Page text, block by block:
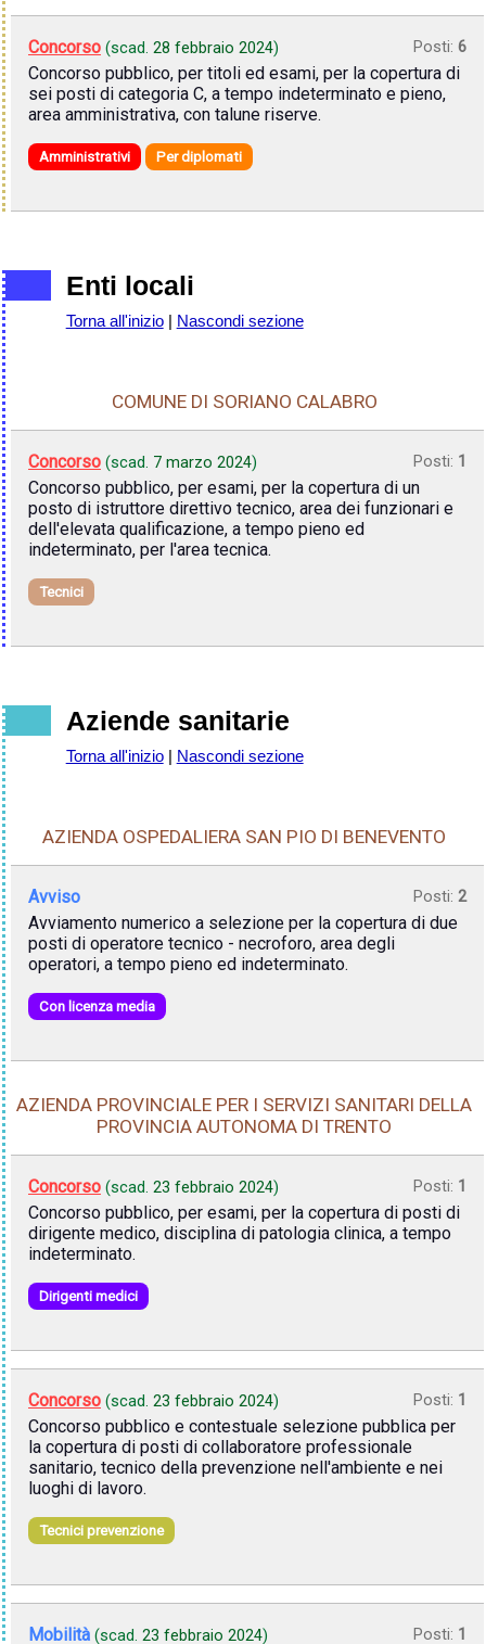
Concorso (scad. 28 febbraio 2024) Posti: 6
Concorso pubblico, per titoli ed esami, per la copertura di
sei posti di categoria C, a tempo indeterminato e pieno,
area amministrativa, con talune riserve.
Amministrativi Per diplomati
Enti locali
Torna all'inizio| Nascondi sezione
COMUNE DI SORIANO CALABRO
Concorso (scad. 7 marzo 2024) Posti: 1
Concorso pubblico, per esami, per la copertura di un
posto di istruttore direttivo tecnico, area dei funzionari e
dell'elevata qualificazione, a tempo pieno ed
indeterminato, per l'area tecnica.
Tecnici
Aziende sanitarie
Torna all'inizio| Nascondi sezione
AZIENDA OSPEDALIERA SAN PIO DI BENEVENTO
Avviso Posti: 2
Avviamento numerico a selezione per la copertura di due
posti di operatore tecnico - necroforo, area degli
operatori, a tempo pieno ed indeterminato.
Con licenza media
AZIENDA PROVINCIALE PER I SERVIZI SANITARI DELLA
PROVINCIA AUTONOMA DI TRENTO
Concorso (scad. 23 febbraio 2024) Posti: 1
Concorso pubblico, per esami, per la copertura di posti di
dirigente medico, disciplina di patologia clinica, a tempo
indeterminato.
Dirigenti medici
Concorso (scad. 23 febbraio 2024) Posti: 1
Concorso pubblico e contestuale selezione pubblica per
la copertura di posti di collaboratore professionale
sanitario, tecnico della prevenzione nell'ambiente e nei
luoghi di lavoro.
Tecnici prevenzione
Mobilità (scad. 23 febbraio 2024) Posti: 1